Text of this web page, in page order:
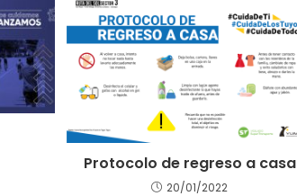
Protocolo de regreso a casa
20/01/2022